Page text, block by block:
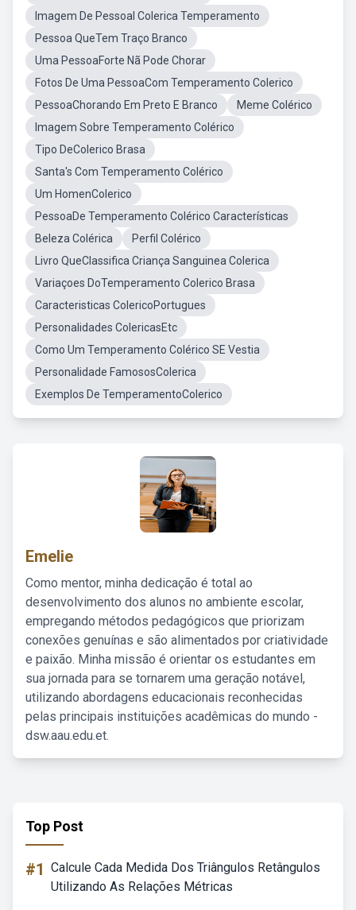
Imagem De Pessoal Colerica Temperamento
Pessoa QueTem Traço Branco
Uma PessoaForte Nã Pode Chorar
Fotos De Uma PessoaCom Temperamento Colerico
PessoaChorando Em Preto E Branco
Meme Colérico
Imagem Sobre Temperamento Colérico
Tipo DeColerico Brasa
Santa's Com Temperamento Colérico
Um HomenColerico
PessoaDe Temperamento Colérico Características
Beleza Colérica
Perfil Colérico
Livro QueClassifica Criança Sanguinea Colerica
Variaçoes DoTemperamento Colerico Brasa
Caracteristicas ColericoPortugues
Personalidades ColericasEtc
Como Um Temperamento Colérico SE Vestia
Personalidade FamososColerica
Exemplos De TemperamentoColerico
Emelie
Como mentor, minha dedicação é total ao
desenvolvimento dos alunos no ambiente escolar,
empregando métodos pedagógicos que priorizam
conexões genuínas e são alimentados por criatividade
e paixão. Minha missão é orientar os estudantes em
sua jornada para se tornarem uma geração notável,
utilizando abordagens educacionais reconhecidas
pelas principais instituições acadêmicas do mundo -
dsw.aau.edu.et.
Top Post
#1 Calcule Cada Medida Dos Triângulos Retângulos
Utilizando As Relações Métricas